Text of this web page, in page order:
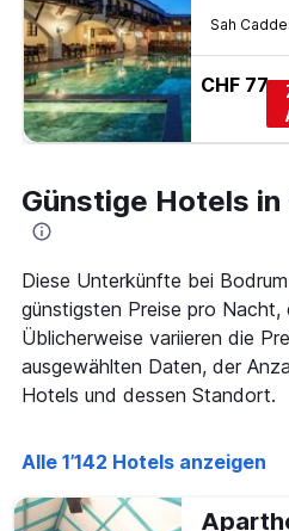
CHF 77
Günstige Hotels in
Diese Unterkünfte bei
günstigsten Preise pro
Üblicherweise variieren die
ausgewählten Daten, der
Hotels und dessen Standort.
Alle 1’142 Hotels anzeigen